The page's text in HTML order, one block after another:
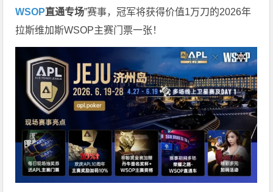
WSOP直通专场”赛事，冠军将获得价值1万刀的2026年
拉斯维加斯WSOP主赛门票一张！